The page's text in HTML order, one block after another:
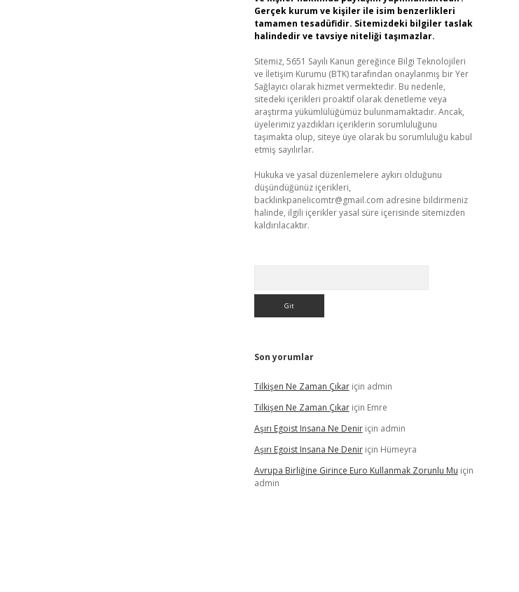
Gerçek kurum ve kişiler ile isim benzerlikleri
tamamen tesadüfidir. Sitemizdeki bilgiler taslak
halindedir ve tavsiye niteliği taşımazlar.
Sitemiz, 5651 Sayılı Kanun gereğince Bilgi Teknolojileri
ve İletişim Kurumu (BTK) tarafından onaylanmış bir Yer
Sağlayıcı olarak hizmet vermektedir. Bu nedenle,
sitedeki içerikleri proaktif olarak denetleme veya
araştırma yükümlülüğümüz bulunmamaktadır. Ancak,
üyelerimiz yazdıkları içeriklerin sorumluluğunu
taşımakta olup, siteye üye olarak bu sorumluluğu kabul
etmiş sayılırlar.
Hukuka ve yasal düzenlemelere aykırı olduğunu
düşündüğünüz içerikleri,
backlinkpanelicomtr@gmail.com adresine bildirmeniz
halinde, ilgili içerikler yasal süre içerisinde sitemizden
kaldırılacaktır.
Son yorumlar
Tilkişen Ne Zaman Çıkariçin admin
Tilkişen Ne Zaman Çıkariçin Emre
Aşırı Egoist Insana Ne Deniriçin admin
Aşırı Egoist Insana Ne Deniriçin Hümeyra
Avrupa Birliğine Girince Euro Kullanmak Zorunlu Mu için
admin